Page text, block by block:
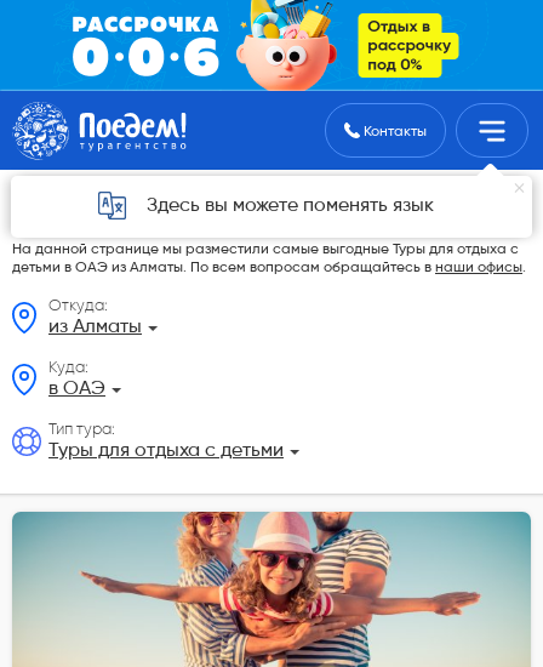
Поиск туровКонтакты
Здесь вы можете поменять язык
Туры для отдыха с детьми в ОАЭ из Алматы
в 2026 году
На данной странице мы разместили самые выгодные Туры для отдыха с
детьми в ОАЭ из Алматы. По всем вопросам обращайтесь в наши офисы.
Откуда:
из Алматы
Куда:
в ОАЭ
Тип тура:
Туры для отдыха с детьми